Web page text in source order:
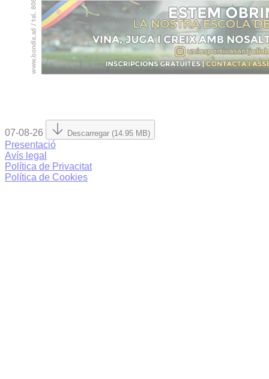
07-08-26 Descarregar (14.95 MB)
Presentació
Avís legal
Política de Privacitat
Política de Cookies